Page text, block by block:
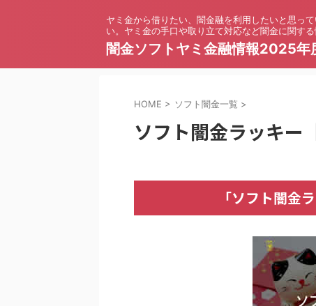
ヤミ金から借りたい、闇金融を利用したいと思っ
い。ヤミ金の手口や取り立て対応など闇金に関する
闇金ソフトヤミ金融情報2025年
HOME > ソフト闇金一覧 >
ソフト闇金ラッキー
「ソフト闇金